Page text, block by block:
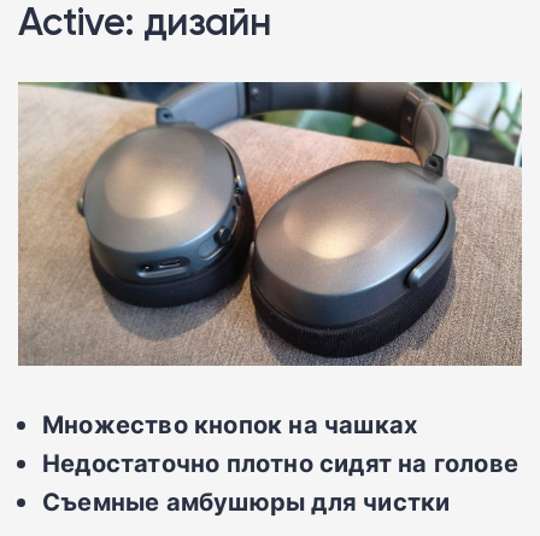
Active: дизайн
Множество кнопок на чашках
Недостаточно плотно сидят на голове
Съемные амбушюры для чистки